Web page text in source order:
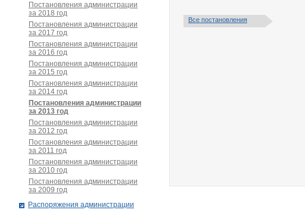
Все постановления
Постановления администрации
за 2018 год
Постановления администрации
за 2017 год
Постановления администрации
за 2016 год
Постановления администрации
за 2015 год
Постановления администрации
за 2014 год
Постановления администрации
за 2013 год
Постановления администрации
за 2012 год
Постановления администрации
за 2011 год
Постановления администрации
за 2010 год
Постановления администрации
за 2009 год
Распоряжения администрации